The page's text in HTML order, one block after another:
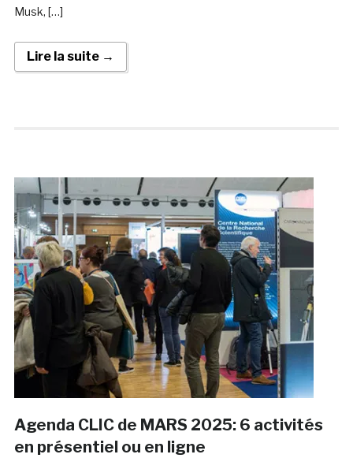
Musk, […]
Lire la suite →
Agenda CLIC de MARS 2025: 6 activités
en présentiel ou en ligne